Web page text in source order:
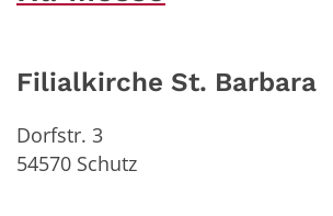
Filialkirche St. Barbara
Dorfstr. 3
54570 Schutz